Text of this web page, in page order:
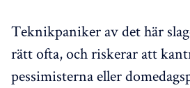
Teknikpaniker av det här
rätt ofta, och riskerar att
pessimisterna eller